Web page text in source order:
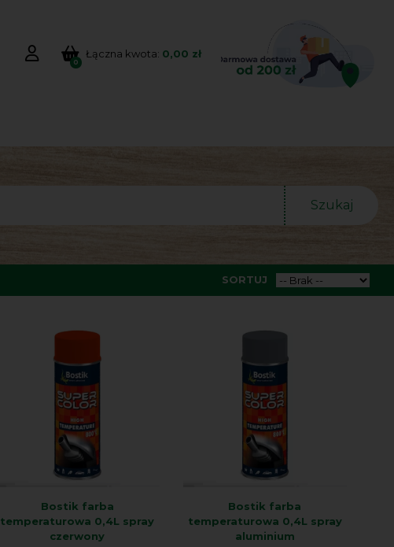
0
Łączna kwota: 0,00 zł
Szukaj
SORTUJ
Bostik farba
temperaturowa 0,4L spray
czerwony
Bostik farba
temperaturowa 0,4L spray
aluminium